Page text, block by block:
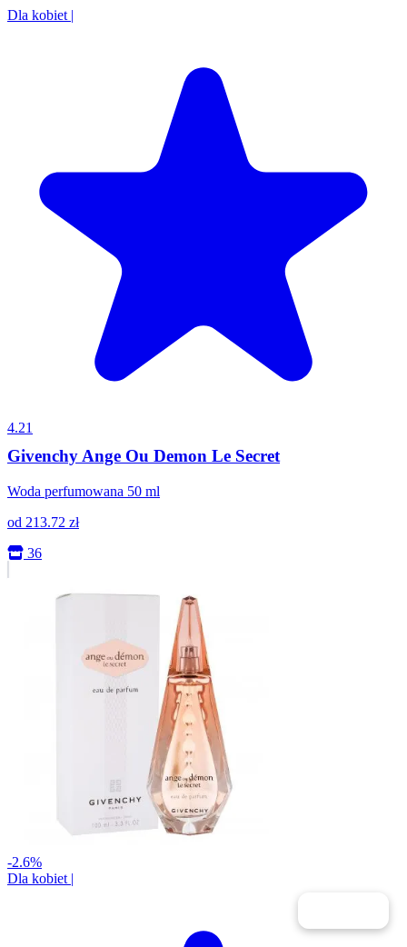
Dla kobiet |
4.21
Givenchy Ange Ou Demon Le Secret
Woda perfumowana 50 ml
od 213.72 zł
36
-2.6%
Dla kobiet |